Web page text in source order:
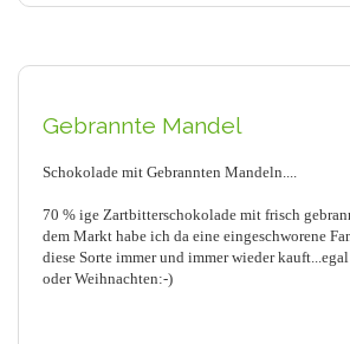
Gebrannte Mandel
Schokolade mit Gebrannten Mandeln....
70 % ige Zartbitterschokolade mit frisch
dem Markt habe ich da eine eingeschworene
diese Sorte immer und immer wieder
oder Weihnachten:-)